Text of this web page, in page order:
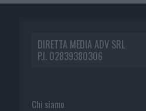
DIRETTA MEDIA ADV SRL
P.I. 02839380306
Chi siamo